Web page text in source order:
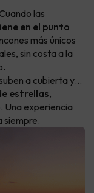
las
en el punto
más únicos
sin costa a la
a cubierta y…
estrellas,
Una experiencia
siempre.